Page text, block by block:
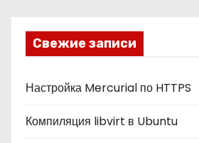
к
и
Свежие записи
Настройка Mercurial по HTTPS
Компиляция libvirt в Ubuntu